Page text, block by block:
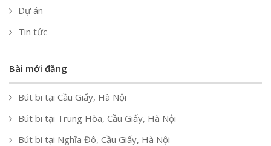
Dự án
Tin tức
Bài mới đăng
Bút bi tại Cầu Giấy, Hà Nội
Bút bi tại Trung Hòa, Cầu Giấy, Hà Nội
Bút bi tại Nghĩa Đô, Cầu Giấy, Hà Nội